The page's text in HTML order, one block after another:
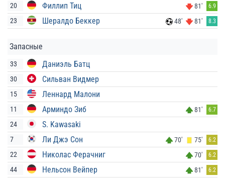
20 Филлип Тиц 81' 6.9
23 Шералдо Беккер 48' 81' 8.3
Запасные
33 Даниэль Батц
30 Сильван Видмер
15 Леннард Малони
11 Арминдо Зиб 81' 6.7
24 S. Kawasaki
7 Ли Джэ Сон 70' 75' 6.2
22 Николас Ферачниг 70' 6.2
44 Нельсон Вейпер 81' 6.2